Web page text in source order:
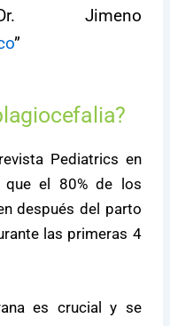
Jimeno
”
Pediatrics en
el 80% de los
después del parto
las primeras 4
es crucial y se